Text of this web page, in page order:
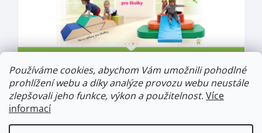
Používáme cookies, abychom Vám umožnili pohodlné
prohlížení webu a díky analýze provozu webu neustále
zlepšovali jeho funkce, výkon a použitelnost. Více
informací